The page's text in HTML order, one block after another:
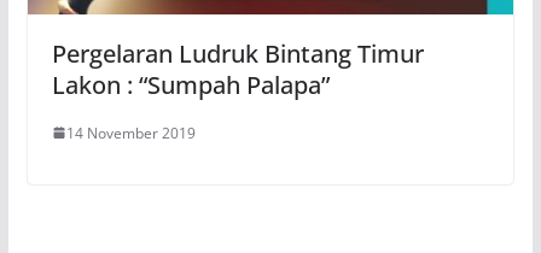
Pergelaran Ludruk Bintang Timur
Lakon : “Sumpah Palapa”
14 November 2019